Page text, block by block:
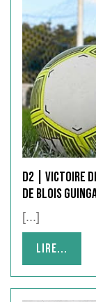
D2 | victoire de
DE BLOIS
[...]
Lire...